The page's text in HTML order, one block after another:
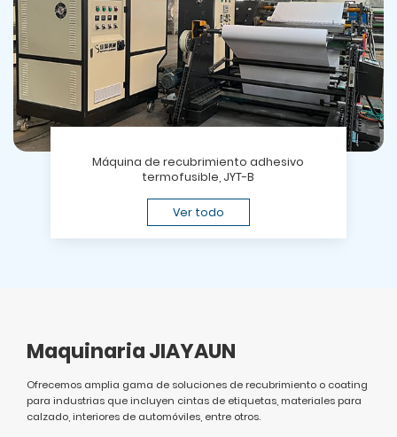
Máquina de recubrimiento adhesivo
termofusible, JYT-B
Ver todo
Maquinaria JIAYAUN
Ofrecemos amplia gama de soluciones de recubrimiento o coating
para industrias que incluyen cintas de etiquetas, materiales para
calzado, interiores de automóviles, entre otros.